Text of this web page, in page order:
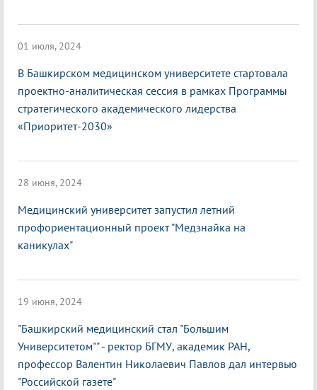
01 июля, 2024
В Башкирском медицинском университете стартовала
проектно-аналитическая сессия в рамках Программы
стратегического академического лидерства
«Приоритет-2030»
28 июня, 2024
Медицинский университет запустил летний
профориентационный проект "Медзнайка на
каникулах"
19 июня, 2024
"Башкирский медицинский стал "Большим
Университетом"" - ректор БГМУ, академик РАН,
профессор Валентин Николаевич Павлов дал интервью
"Российской газете"